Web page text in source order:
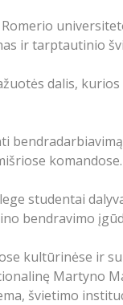
ir tarptautinio
dalis,
komandose.
studentai
bendravimo
kultūrinėse ir
Martyno
švietimo